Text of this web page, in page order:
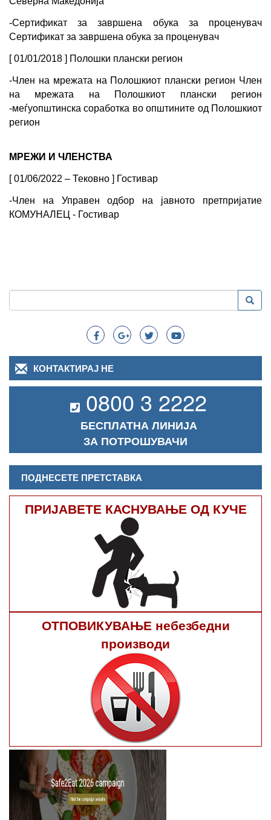
-Сертификат за завршена обука за проценувач
Сертификат за завршена обука за проценувач
[ 01/01/2018 ] Полошки плански регион
-Член на мрежата на Полошкиот плански регион Член
на мрежата на Полошкиот плански регион
-меѓуопштинска соработка во општините од Полошкиот
регион
МРЕЖИ И ЧЛЕНСТВА
[ 01/06/2022 – Тековно ] Гостивар
-Член на Управен одбор на јавното претпријатие
КОМУНАЛЕЦ - Гостивар
Search
Пребарување
КОНТАКТИРАЈ НЕ
0800 3 2222
БЕСПЛАТНА ЛИНИЈА
ЗА ПОТРОШУВАЧИ
ПОДНЕСЕТЕ ПРЕТСТАВКА
ПРИЈАВЕТЕ КАСНУВАЊЕ ОД КУЧЕ
ОТПОВИКУВАЊЕ небезбедни
производи